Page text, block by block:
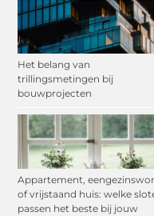
Het belang van
trillingsmetingen bij
bouwprojecten
Appartement,
of vrijstaand huis: welke
passen het beste bij jouw